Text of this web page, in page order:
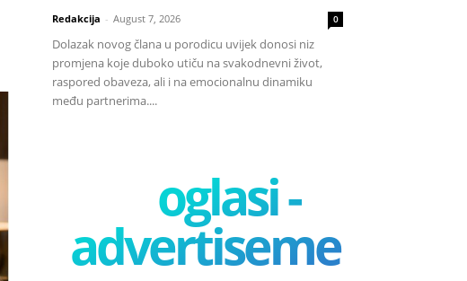
Redakcija - August 7, 2026 0
Dolazak novog člana u porodicu uvijek donosi niz
promjena koje duboko utiču na svakodnevni život,
raspored obaveza, ali i na emocionalnu dinamiku
među partnerima....
oglasi -
advertisement